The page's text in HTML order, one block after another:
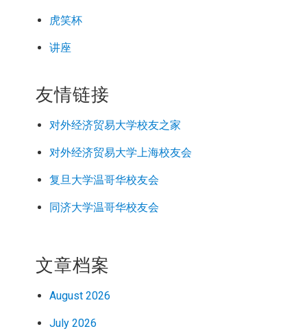
虎笑杯
讲座
友情链接
对外经济贸易大学校友之家
对外经济贸易大学上海校友会
复旦大学温哥华校友会
同济大学温哥华校友会
文章档案
August 2026
July 2026